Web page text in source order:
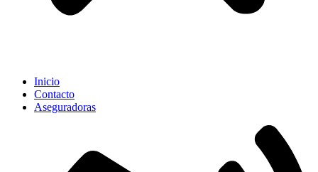
Inicio
Contacto
Aseguradoras